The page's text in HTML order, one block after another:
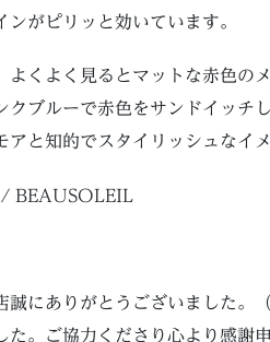
ンがピリッと効いています。
よくよく見るとマットな赤色の
クブルーで赤色をサンドイッチ
アと知的でスタイリッシュなイ
BEAUSOLEIL
誠にありがとうございました。
た。ご協力くださり心より感謝